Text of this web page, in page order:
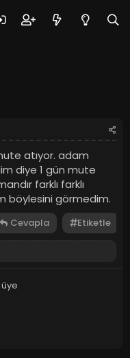
atıyor. adam
diye 1 gün mute
farklı farklı
böylesini görmedim.
Cevapla Etiketle